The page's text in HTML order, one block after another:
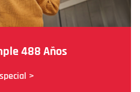
488 Años
>